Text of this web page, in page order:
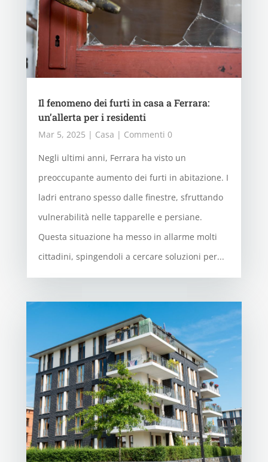
Il fenomeno dei furti in casa a Ferrara:
un’allerta per i residenti
Mar 5, 2025 | Casa | Commenti 0
Negli ultimi anni, Ferrara ha visto un
preoccupante aumento dei furti in abitazione. I
ladri entrano spesso dalle finestre, sfruttando
vulnerabilità nelle tapparelle e persiane.
Questa situazione ha messo in allarme molti
cittadini, spingendoli a cercare soluzioni per...